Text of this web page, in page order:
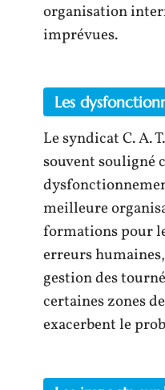
organisation
imprévues.
Les
Le syndicat C. A.
souvent souligné
meilleure
formations pour
erreurs
gestion des
certaines zones
exacerbent le